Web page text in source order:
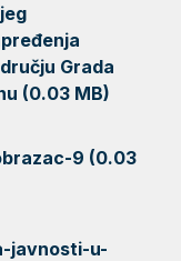
Grada
(0.03 MB)
9 (0.03
javnosti-u-